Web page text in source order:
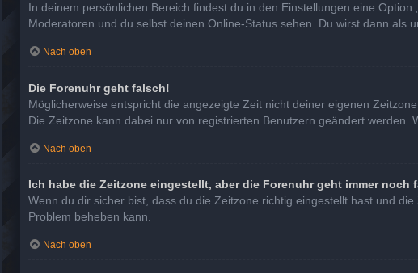
In deinem persönlichen Bereich findest du in den Einstellungen eine
Moderatoren und du selbst deinen Online-Status sehen. Du wirst dann als
Nach oben
Die Forenuhr geht falsch!
Möglicherweise entspricht die angezeigte Zeit nicht deiner eigenen
Die Zeitzone kann dabei nur von registrierten Benutzern geändert
Nach oben
Ich habe die Zeitzone eingestellt, aber die Forenuhr geht immer noch
Wenn du dir sicher bist, dass du die Zeitzone richtig eingestellt hast und
Problem beheben kann.
Nach oben